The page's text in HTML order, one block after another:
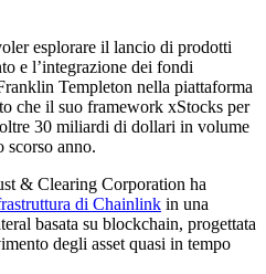
esplorare il lancio di prodotti
e l’integrazione dei fondi
Templeton nella piattaforma
che il suo framework xStocks per
30 miliardi di dollari in volume
scorso anno.
& Clearing Corporation ha
di Chainlink in una
basata su blockchain, progettata
degli asset quasi in tempo